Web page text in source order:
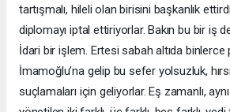
tartışmalı, hileli olan birisini başkanlık
diplomayı iptal ettiriyorlar. Bakın bu bir iş
İdari bir işlem. Ertesi sabah altıda binlerce
İmamoğlu’na gelip bu sefer yolsuzluk,
suçlamaları için geliyorlar. Eş zamanlı,